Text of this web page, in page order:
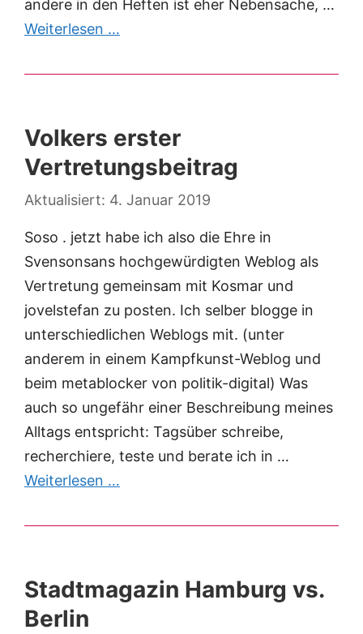
andere in den Heften ist eher Nebensache, …
Weiterlesen …
Volkers erster
Vertretungsbeitrag
4. Januar 2019
Soso . jetzt habe ich also die Ehre in
Svensonsans hochgewürdigten Weblog als
Vertretung gemeinsam mit Kosmar und
jovelstefan zu posten. Ich selber blogge in
unterschiedlichen Weblogs mit. (unter
anderem in einem Kampfkunst-Weblog und
beim metablocker von politik-digital) Was
auch so ungefähr einer Beschreibung meines
Alltags entspricht: Tagsüber schreibe,
recherchiere, teste und berate ich in …
Weiterlesen …
Stadtmagazin Hamburg vs.
Berlin